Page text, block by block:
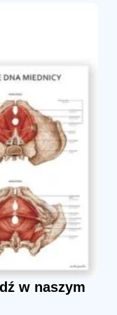
w naszym